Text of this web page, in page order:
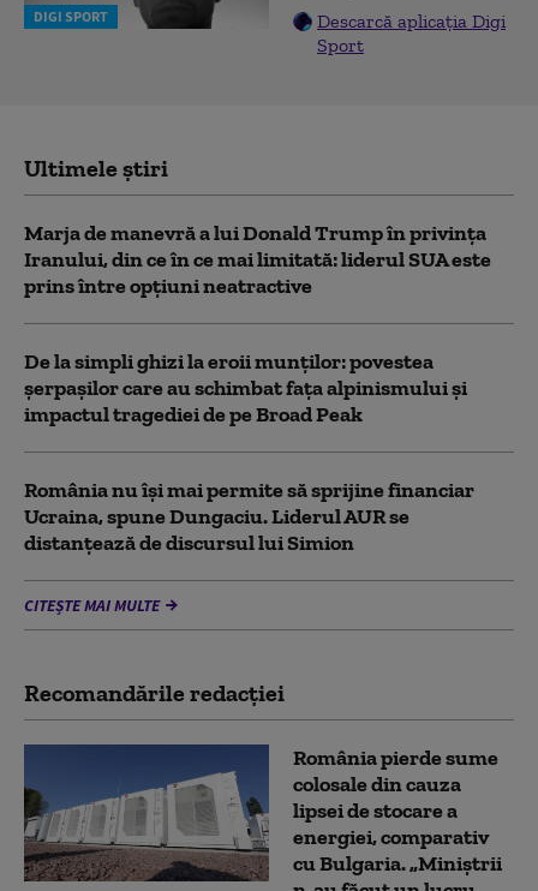
DIGI SPORT
Descarcă aplicația Digi
Sport
Ultimele știri
Marja de manevră a lui Donald Trump în privința
Iranului, din ce în ce mai limitată: liderul SUA este
prins între opțiuni neatractive
De la simpli ghizi la eroii munților: povestea
șerpașilor care au schimbat fața alpinismului și
impactul tragediei de pe Broad Peak
România nu își mai permite să sprijine financiar
Ucraina, spune Dungaciu. Liderul AUR se
distanțează de discursul lui Simion
CITEȘTE MAI MULTE
Recomandările redacţiei
România pierde sume
colosale din cauza
lipsei de stocare a
energiei, comparativ
cu Bulgaria. „Miniștrii